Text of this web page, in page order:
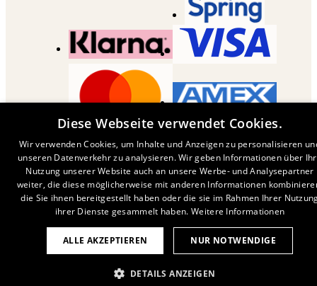
Diese Webseite verwendet Cookies.
Wir verwenden Cookies, um Inhalte und Anzeigen zu personalisieren
unseren Datenverkehr zu analysieren. Wir geben Informationen über
Nutzung unserer Website auch an unsere Werbe- und Analysepartner
weiter, die diese möglicherweise mit anderen Informationen
die Sie ihnen bereitgestellt haben oder die sie im Rahmen Ihrer
ihrer Dienste gesammelt haben. Weitere Informationen
ALLE AKZEPTIEREN NUR NOTWENDIGE
DETAILS ANZEIGEN